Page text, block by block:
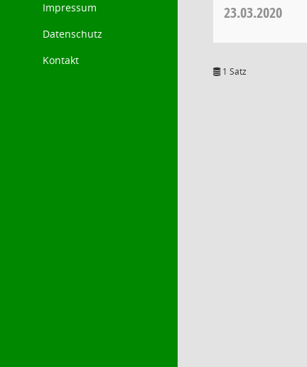
Impressum
Datenschutz
Kontakt
23.03.2020
1 Satz